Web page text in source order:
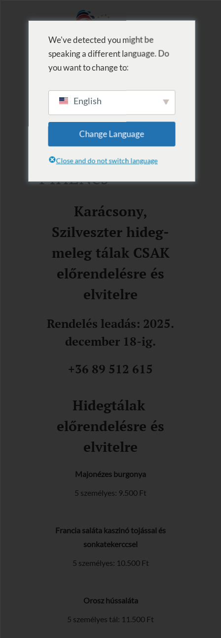
2025.11.22.-12.31.
FŐZés helyett
PIHENés
Karácsony,
Szilveszter hideg-
meleg tálak CSAK
előrendelésre és
elvitelre
Rendelés leadás: 2025.
december 18-ig.
+36 89 512 615
Hidegtálak
előrendelésre és
elvitelre
Majonézes burgonya
5 személyes: 9.500 Ft
Francia saláta kaszinó tojással és
sonkatekerccsel
5 személyes: 10.500 Ft
Orosz hússaláta
5 személyes tál: 11.500 Ft
We've detected you might be
speaking a different language. Do
you want to change to:
English
Change Language
Close and do not switch language